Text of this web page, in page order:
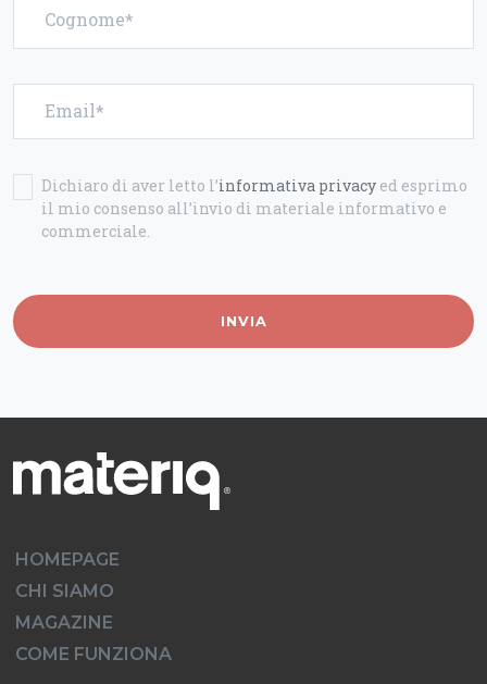
Cognome
Email
Dichiaro di aver letto l’informativa privacy ed esprimo
il mio consenso all’invio di materiale informativo e
commerciale.
INVIA
HOMEPAGE
CHI SIAMO
MAGAZINE
COME FUNZIONA